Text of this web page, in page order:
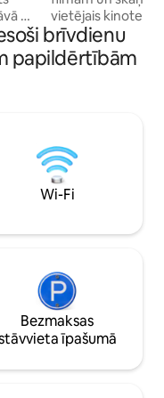
🍿
🚲
vietējais
ir īsts pārsteigums! Jūsu rīcībā
pilnīga,
(augstākās
izmēra “sanču”
greznā duša,
tualete. Šis NAV
brīvdienu
papildērtībām
Wi-Fi
Bezmaksas
īpašumā